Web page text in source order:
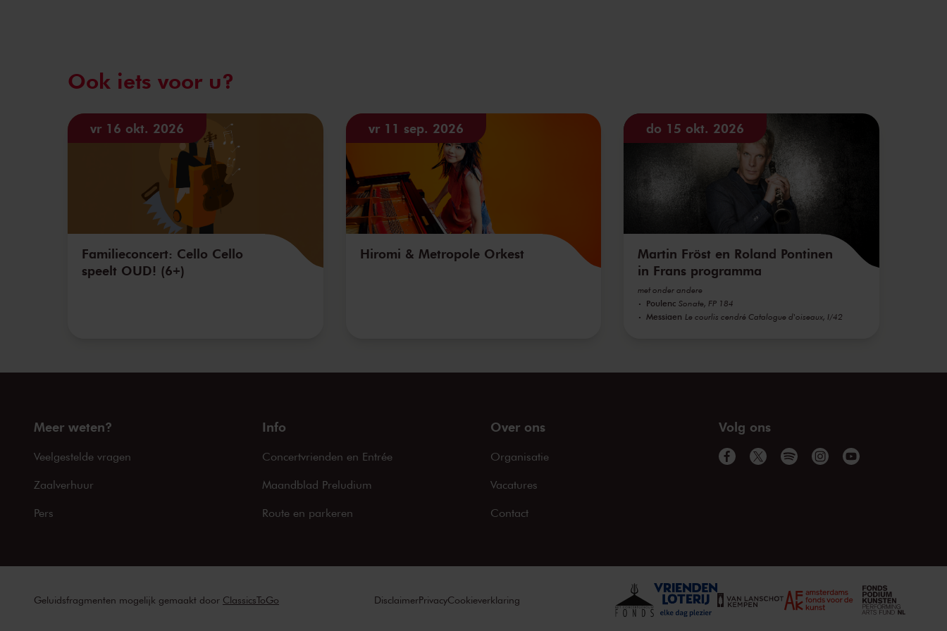
Ook iets voor u?
vr 16 okt. 2026
Familieconcert: Cello Cello
speelt OUD! (6+)
vr 11 sep. 2026
Hiromi & Metropole Orkest
do 15 okt. 2026
Martin Fröst en Roland Pontinen
in Frans programma
met onder andere
Poulenc Sonate, FP 184
Messiaen Le courlis cendré Catalogue d'oiseaux, I/42
Meer weten?
Veelgestelde vragen
Zaalverhuur
Pers
Info
Concertvrienden en Entrée
Maandblad Preludium
Route en parkeren
Over ons
Organisatie
Vacatures
Contact
Volg ons
Geluidsfragmenten mogelijk gemaakt door ClassicsToGo DisclaimerPrivacyCookieverklaring